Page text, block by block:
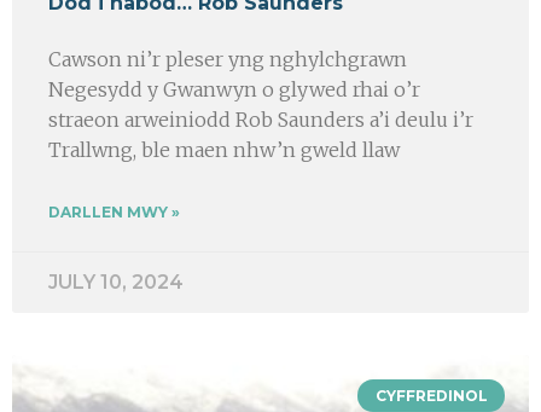
Cawson ni’r pleser yng nghylchgrawn
Negesydd y Gwanwyn o glywed rhai o’r
straeon arweiniodd Rob Saunders a’i deulu i’r
Trallwng, ble maen nhw’n gweld llaw
DARLLEN MWY »
JULY 10, 2024
CYFFREDINOL